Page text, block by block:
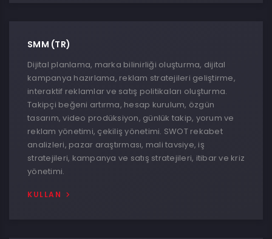
SMM (TR)
Dijital planlama, marka bilinirliği oluşturma, dijital
kampanya hazırlama, reklam stratejileri geliştirme,
interaktif reklamlar ve satış politikaları oluşturma.
Takipçi beğeni artırma, hesap kurulum, özgün
tasarım, video prodüksiyon, günlük takip, yorum ve
reklam yönetimi, çekiliş yönetimi. SWOT rekabet
analizleri, pazar araştırması, mali tavsiye, iş
stratejileri, kampanya ve satış stratejileri, itibar ve kriz
yönetimi.
KULLAN